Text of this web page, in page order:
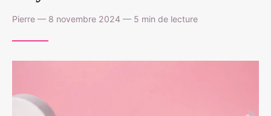
Pierre — 8 novembre 2024 — 5 min de lecture